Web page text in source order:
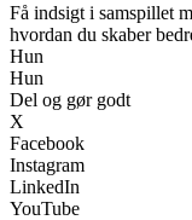
Få indsigt i samspillet
hvordan du skaber
Hun
Hun
Del og gør godt
X
Facebook
Instagram
LinkedIn
YouTube